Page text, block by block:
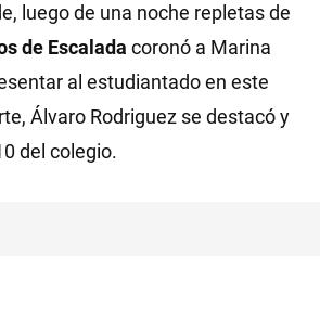
luego de una noche repletas de
de Escalada coronó a Marina
al estudiantado en este
Álvaro Rodriguez se destacó y
del colegio.